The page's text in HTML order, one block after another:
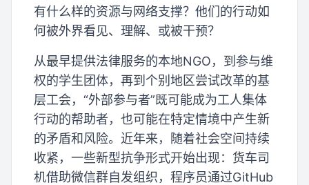
有什么样的资源与网络支撑？他们的行动如
何被外界看见、理解、或被干预？
从最早提供法律服务的本地NGO，到参与维
权的学生团体，再到个别地区尝试改革的基
层工会，“外部参与者”既可能成为工人集体
行动的帮助者，也可能在特定情境中产生新
的矛盾和风险。近年来，随着社会空间持续
收紧，一些新型抗争形式开始出现：货车司
机借助微信群自发组织，程序员通过GitHub